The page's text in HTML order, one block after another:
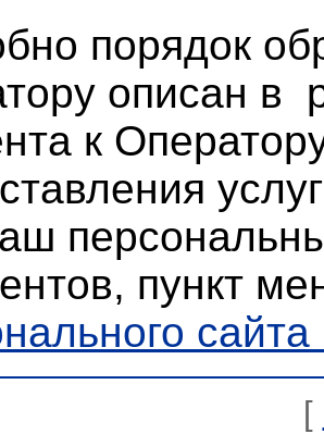
порядок
описан в
к
пункт
[